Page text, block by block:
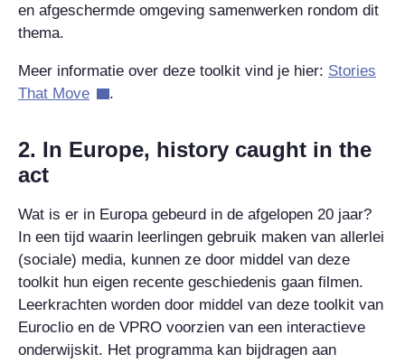
en afgeschermde omgeving samenwerken rondom dit
thema.
Meer informatie over deze toolkit vind je hier: Stories
That Move
.
2. In Europe, history caught in the
act
Wat is er in Europa gebeurd in de afgelopen 20 jaar?
In een tijd waarin leerlingen gebruik maken van allerlei
(sociale) media, kunnen ze door middel van deze
toolkit hun eigen recente geschiedenis gaan filmen.
Leerkrachten worden door middel van deze toolkit van
Euroclio en de VPRO voorzien van een interactieve
onderwijskit. Het programma kan bijdragen aan